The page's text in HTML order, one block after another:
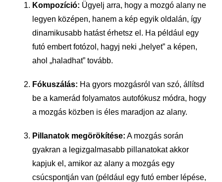
Kompozíció: Ügyelj arra, hogy a mozgó alany ne
legyen középen, hanem a kép egyik oldalán, így
dinamikusabb hatást érhetsz el. Ha például egy
futó embert fotózol, hagyj neki „helyet” a képen,
ahol „haladhat” tovább.
Fókuszálás: Ha gyors mozgásról van szó, állítsd
be a kamerád folyamatos autofókusz módra, hogy
a mozgás közben is éles maradjon az alany.
Pillanatok megörökítése: A mozgás során
gyakran a legizgalmasabb pillanatokat akkor
kapjuk el, amikor az alany a mozgás egy
csúcspontján van (például egy futó ember lépése,